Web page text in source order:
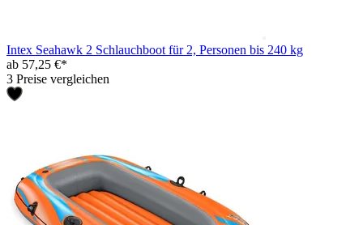
Intex Seahawk 2 Schlauchboot für 2, Personen bis 240 kg
ab 57,25 €*
3 Preise vergleichen